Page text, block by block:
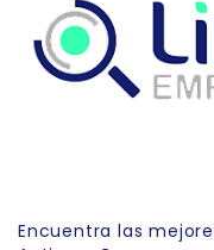
Encuentra las